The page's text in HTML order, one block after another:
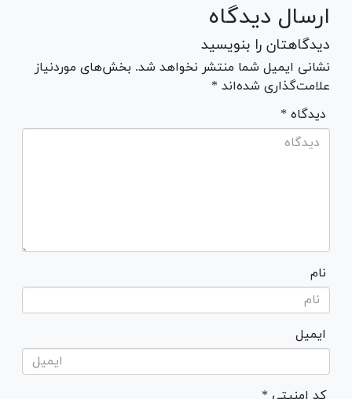
ارسال دیدگاه
دیدگاهتان را بنویسید
نشانی ایمیل شما منتشر نخواهد شد. بخش‌های موردنیاز
علامت‌گذاری شده‌اند *
* دیدگاه
نام
ایمیل
* کد امنیتی